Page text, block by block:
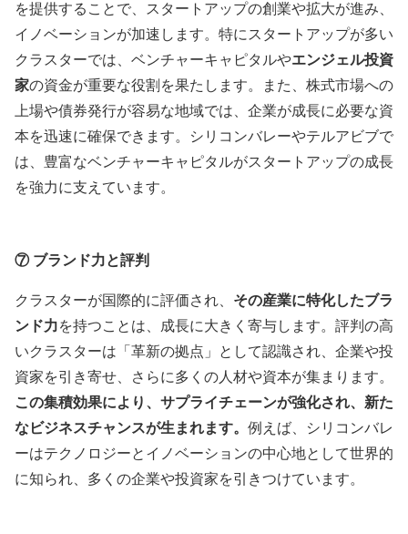
を提供することで、スタートアップの創業や拡大が進み、
イノベーションが加速します。特にスタートアップが多い
クラスターでは、ベンチャーキャピタルやエンジェル投資
家の資金が重要な役割を果たします。また、株式市場への
上場や債券発行が容易な地域では、企業が成長に必要な資
本を迅速に確保できます。シリコンバレーやテルアビブで
は、豊富なベンチャーキャピタルがスタートアップの成長
を強力に支えています。
⑦ ブランド力と評判
クラスターが国際的に評価され、 その産業に特化したブラ
ンド力を持つことは、成長に大きく寄与します。評判の高
いクラスターは「革新の拠点」として認識され、企業や投
資家を引き寄せ、さらに多くの人材や資本が集まります。
この集積効果により、サプライチェーンが強化され、新た
なビジネスチャンスが生まれます。 例えば、シリコンバレ
ーはテクノロジーとイノベーションの中心地として世界的
に知られ、多くの企業や投資家を引きつけています。